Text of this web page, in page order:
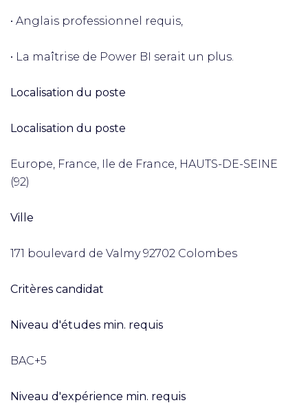
• Anglais professionnel requis,
• La maîtrise de Power BI serait un plus.
Localisation du poste
Localisation du poste
Europe, France, Ile de France, HAUTS-DE-SEINE
(92)
Ville
171 boulevard de Valmy 92702 Colombes
Critères candidat
Niveau d'études min. requis
BAC+5
Niveau d'expérience min. requis